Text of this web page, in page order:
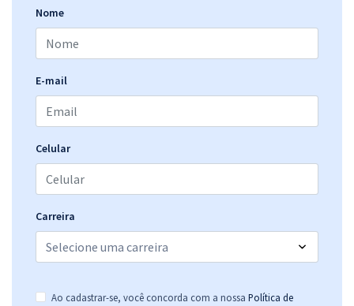
Nome
E-mail
Celular
Carreira
Ao cadastrar-se, você concorda com a nossa Política de